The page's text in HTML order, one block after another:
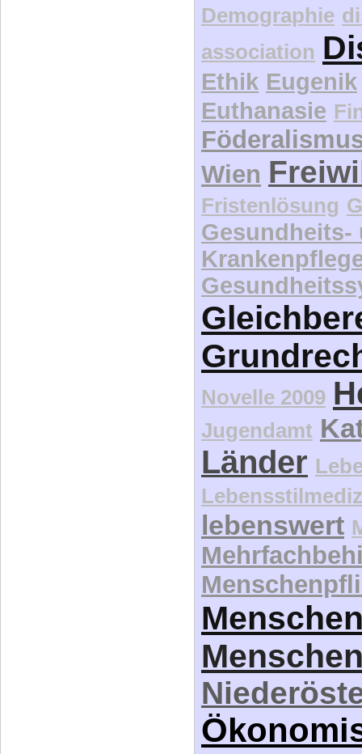
Demographie
association
Ethik Eugenik
Euthanasie
Wien
Fristenlösung
Gesundheits-
Novelle 2009
Jugendamt
Länder
lebenswert